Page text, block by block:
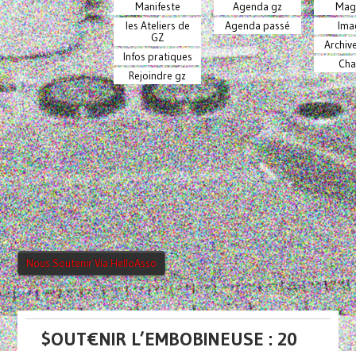
Manifeste
les Ateliers de
GZ
Infos pratiques
Rejoindre gz
Agenda gz
Agenda passé
Nous Soutenir Via HelloAsso
$OUT€NIR L’EMBOBINEUSE : 20